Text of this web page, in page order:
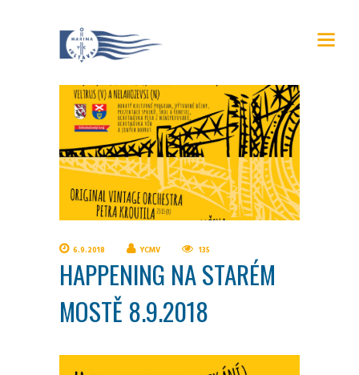
6.9.2018 YCMV 135
HAPPENING NA STARÉM
MOSTĚ 8.9.2018